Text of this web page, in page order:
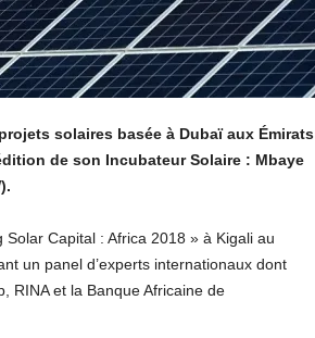
solaires basée à Dubaï aux Émirats
de son Incubateur Solaire : Mbaye
Capital : Africa 2018 » à Kigali au
un panel d’experts internationaux dont
RINA et la Banque Africaine de